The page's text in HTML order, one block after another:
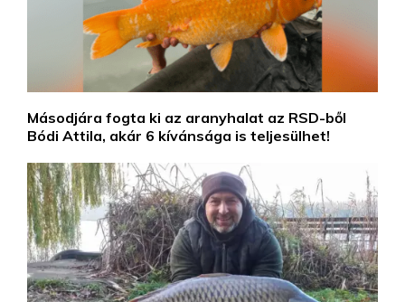
Másodjára fogta ki az aranyhalat az RSD-ből
Bódi Attila, akár 6 kívánsága is teljesülhet!